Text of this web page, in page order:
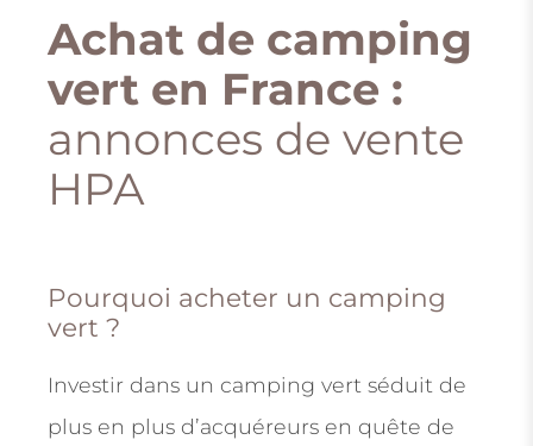
Achat de camping
vert en France :
annonces de vente
HPA
Pourquoi acheter un camping
vert ?
Investir dans un camping vert séduit de
plus en plus d’acquéreurs en quête de